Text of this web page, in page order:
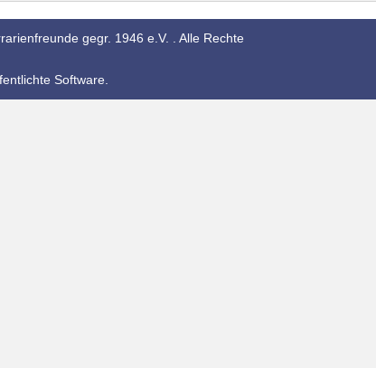
gegr. 1946 e.V. . Alle Rechte
Software.